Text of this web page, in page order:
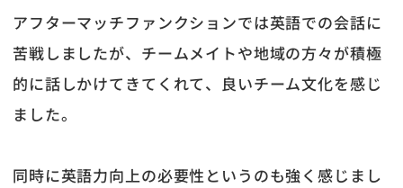
アフターマッチファンクションでは英語での会話に
苦戦しましたが、チームメイトや地域の方々が積極
的に話しかけてきてくれて、良いチーム文化を感じ
ました。
同時に英語力向上の必要性というのも強く感じまし